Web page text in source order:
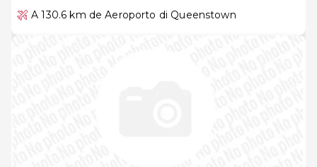
A 130.6 km de Aeroporto di Queenstown